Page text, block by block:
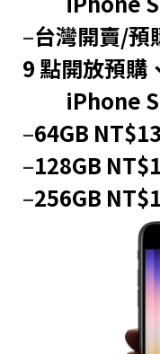
–台灣開賣/預
9 點開放預購
iPhone
–64GB
–128GB
–256GB